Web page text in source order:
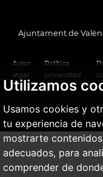
Utilizamos
Usamos cookies y
tu experiencia de
mostrarte
adecuados, para
comprender de
Ajuntament de
Aviso
legal
Política
privacidad